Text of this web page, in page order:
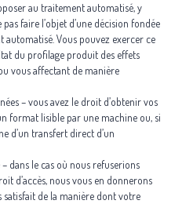
au traitement automatisé, y
faire l’objet d’une décision fondée
Vous pouvez exercer ce
du profilage produit des effets
vous affectant de manière
– vous avez le droit d’obtenir vos
format lisible par une machine ou, si
d’un transfert direct d’un
dans le cas où nous refuserions
d’accès, nous vous en donnerons
satisfait de la manière dont votre